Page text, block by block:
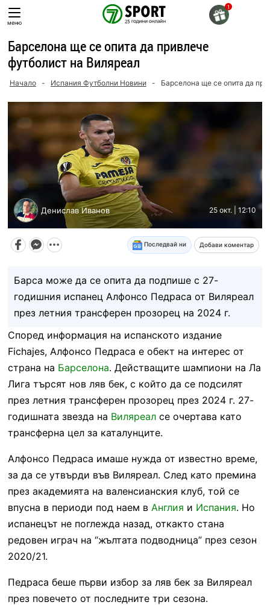
Skip
toменю
Барселона ще се опита да привлече
футболист на Виляреал
Начало - Испания Футболни Новини - Барселона ще се опита да
Денислав Иванов 25 окт. | 12:10
Последвай ни Добави коментар
Барса може да се опита да подпише с 27-
годишния испанец Алфонсо Педраса от Виляреал
през летния трансферен прозорец на 2024 г.
Според информация на испанското издание
Fichajes, Алфонсо Педраса е обект на интерес от
страна на Барселона. Действащите шампиони на Ла
Лига търсят нов ляв бек, с който да се подсилят
през летния трансферен прозорец през 2024 г. 27-
годишната звезда на Виляреалсе очертава като
трансферна цел за каталунците.
Алфонсо Педраса имаше нужда от известно време,
за да се утвърди във Виляреал. След като премина
през академията на валенсианския клуб, той се
впусна в периоди под наем в Англия и Испания. Но
испанецът не поглежда назад, откакто стана
редовен играч на “жълтата подводница” през сезон
2020/21.
Педраса беше първи избор за ляв бек за Виляреал
през повечето от последните три сезона.